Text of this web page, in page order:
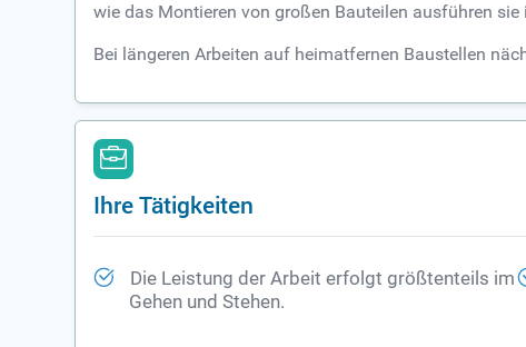
wie das Montieren von großen Bauteilen ausführen
Bei längeren Arbeiten auf heimatfernen Baustellen
Ihre Tätigkeiten
Die Leistung der Arbeit erfolgt größtenteils im
Gehen und Stehen.